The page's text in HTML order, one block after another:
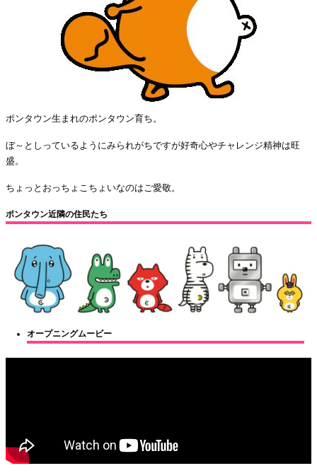
ポンタウン生まれのポンタウン育ち。
ぼ～としっているようにみられがちですが好奇心やチャレンジ精神は旺
盛。
ちょっとおっちょこちょいなのはご愛敬。
ポンタウン近隣の住民たち
オープニングムービー